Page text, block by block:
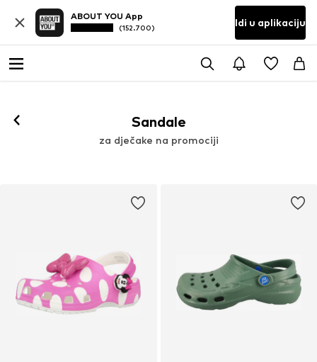
ABOUT YOU App
(152.700) Idi u aplikaciju
Sandale
za dječake na promociji